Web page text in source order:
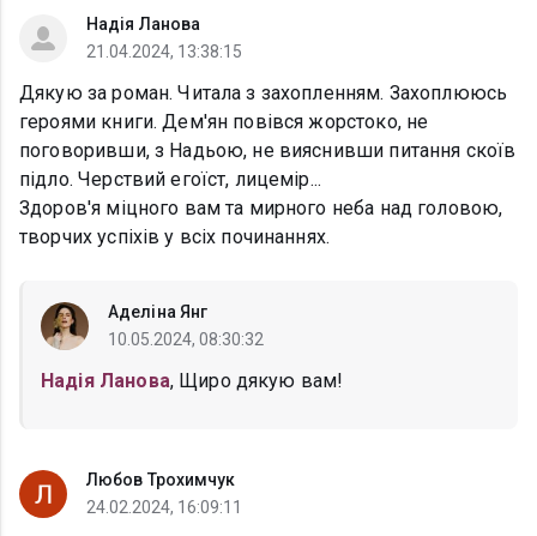
Надія Ланова
21.04.2024, 13:38:15
Дякую за роман. Читала з захопленням. Захоплююсь
героями книги. Дем'ян повівся жорстоко, не
поговоривши, з Надьою, не вияснивши питання скоїв
підло. Черствий егоїст, лицемір...
Здоров'я міцного вам та мирного неба над головою,
творчих успіхів у всіх починаннях.
Аделіна Янг
10.05.2024, 08:30:32
Надія Ланова, Щиро дякую вам!
Любов Трохимчук
24.02.2024, 16:09:11